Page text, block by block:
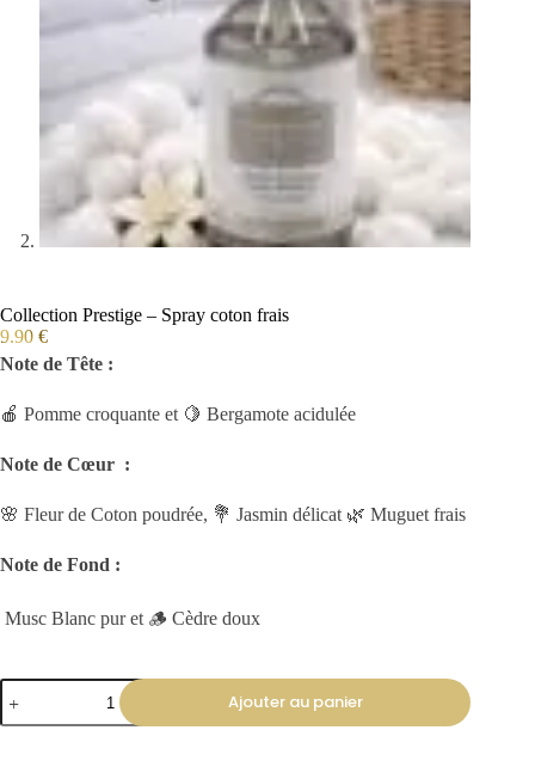
Collection Prestige – Spray coton frais
9.90 €
Note de Tête :
🍎 Pomme croquante et 🍋 Bergamote acidulée
Note de Cœur :
🌸 Fleur de Coton poudrée, 💐 Jasmin délicat 🌿 Muguet frais
Note de Fond :
Musc Blanc pur et 🪵 Cèdre doux
Ajouter au panier